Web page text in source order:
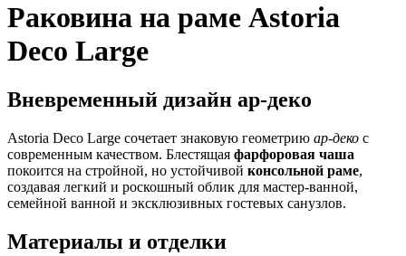
Раковина на раме Astoria
Deco Large
Вневременный дизайн ар-деко
Astoria Deco Large сочетает знаковую геометрию ар-деко с
современным качеством. Блестящая фарфоровая чаша
покоится на стройной, но устойчивой консольной раме,
создавая легкий и роскошный облик для мастер-ванной,
семейной ванной и эксклюзивных гостевых санузлов.
Материалы и отделки